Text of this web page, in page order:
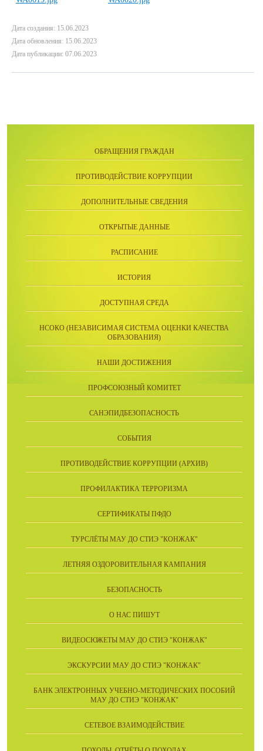
Дата создания: 15.06.2023
Дата обновления: 15.06.2023
Дата публикации: 07.06.2023
ОБРАЩЕНИЯ ГРАЖДАН
ПРОТИВОДЕЙСТВИЕ КОРРУПЦИИ
ДОПОЛНИТЕЛЬНЫЕ СВЕДЕНИЯ
ОТКРЫТЫЕ ДАННЫЕ
РАСПИСАНИЕ
ИСТОРИЯ
ДОСТУПНАЯ СРЕДА
НСОКО (НЕЗАВИСИМАЯ СИСТЕМА ОЦЕНКИ КАЧЕСТВА
ОБРАЗОВАНИЯ)
НАШИ ДОСТИЖЕНИЯ
ПРОФСОЮЗНЫЙ КОМИТЕТ
САНЭПИДБЕЗОПАСНОСТЬ
СОБЫТИЯ
ПРОТИВОДЕЙСТВИЕ КОРРУПЦИИ (АРХИВ)
ПРОФИЛАКТИКА ТЕРРОРИЗМА
СЕРТИФИКАТЫ ПФДО
ТУРСЛЁТЫ МАУ ДО СТИЭ "КОНЖАК"
ЛЕТНЯЯ ОЗДОРОВИТЕЛЬНАЯ КАМПАНИЯ
БЕЗОПАСНОСТЬ
О НАС ПИШУТ
ВИДЕОСЮЖЕТЫ МАУ ДО СТИЭ "КОНЖАК"
ЭКСКУРСИИ МАУ ДО СТИЭ "КОНЖАК"
БАНК ЭЛЕКТРОННЫХ УЧЕБНО-МЕТОДИЧЕСКИХ ПОСОБИЙ
МАУ ДО СТИЭ "КОНЖАК"
СЕТЕВОЕ ВЗАИМОДЕЙСТВИЕ